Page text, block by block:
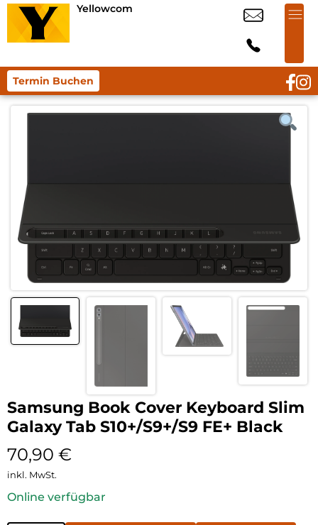
Yellowcom
Termin Buchen
Samsung Book Cover Keyboard Slim
Galaxy Tab S10+/S9+/S9 FE+ Black
70,90 €
inkl. MwSt.
Online verfügbar